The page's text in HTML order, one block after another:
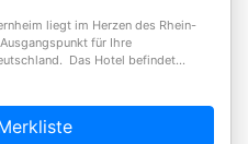
liegt im Herzen des Rhein-
für Ihre
Das Hotel befindet...